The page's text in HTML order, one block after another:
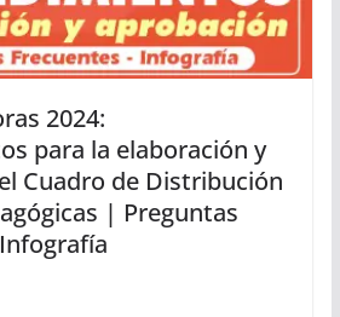
2024:
para la elaboración y
Cuadro de Distribución
| Preguntas